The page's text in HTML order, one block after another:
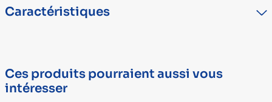
Caractéristiques
Dispositif médical
Ces produits pourraient aussi vous
intéresser